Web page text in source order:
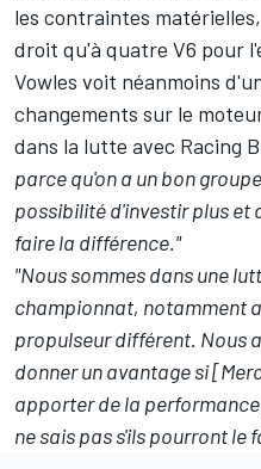
les contraintes
droit qu'à quatre V6 pour
Vowles voit néanmoins
changements sur le
dans la lutte avec Racing
parce qu'on a un bon
possibilité d'investir plus et
faire la différence."
"Nous sommes dans une
championnat, notamment
propulseur différent. Nous
donner un avantage si
apporter de la
ne sais pas s'ils pourront le